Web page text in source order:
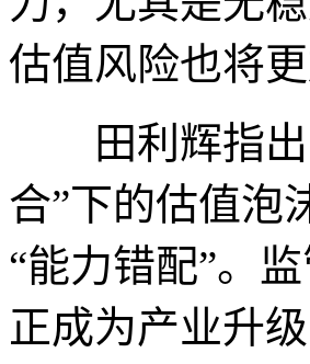
估值风险也将更
田利辉指出
合”下的估值泡
“能力错配”。
正成为产业升